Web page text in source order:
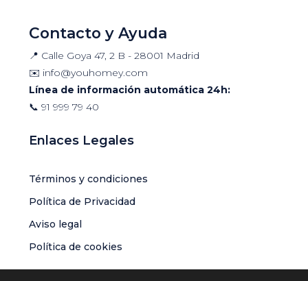
Contacto y Ayuda
📍 Calle Goya 47, 2 B - 28001 Madrid
✉️ info@youhomey.com
Línea de información automática 24h:
📞 91 999 79 40
Enlaces Legales
Términos y condiciones
Política de Privacidad
Aviso legal
Política de cookies